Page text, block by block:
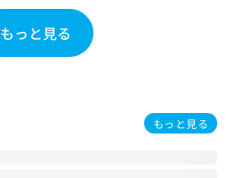
もっと見る
もっと見る